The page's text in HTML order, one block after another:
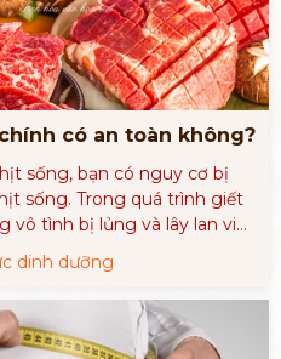
có an toàn không?
sống, bạn có nguy cơ bị
sống. Trong quá trình giết
vô tình bị lủng và lây lan vi
dinh dưỡng